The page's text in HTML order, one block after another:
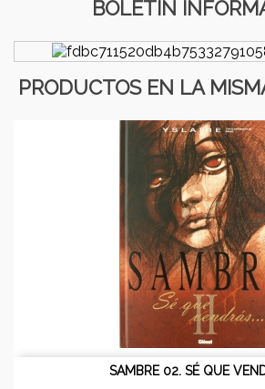
BOLETÍN
PRODUCTOS EN LA
SAMBRE 02. SÉ QUE